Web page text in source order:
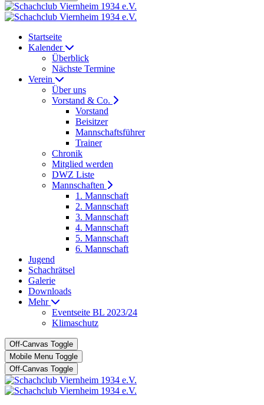
Startseite
Kalender
Überblick
Nächste Termine
Verein
Über uns
Vorstand & Co.
Vorstand
Beisitzer
Mannschaftsführer
Trainer
Chronik
Mitglied werden
DWZ Liste
Mannschaften
1. Mannschaft
2. Mannschaft
3. Mannschaft
4. Mannschaft
5. Mannschaft
6. Mannschaft
Jugend
Schachrätsel
Galerie
Downloads
Mehr
Eventseite BL 2023/24
Klimaschutz
Off-Canvas Toggle
Mobile Menu Toggle
Off-Canvas Toggle